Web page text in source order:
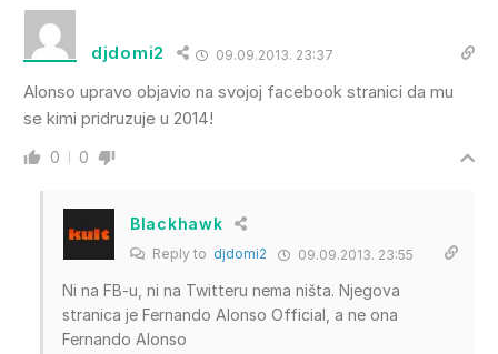
djdomi2 09.09.2013. 23:37
Alonso upravo objavio na svojoj facebook stranici da mu
se kimi pridruzuje u 2014!
0 0
Blackhawk
Reply to djdomi2 09.09.2013. 23:55
Ni na FB-u, ni na Twitteru nema ništa. Njegova
stranica je Fernando Alonso Official, a ne ona
Fernando Alonso